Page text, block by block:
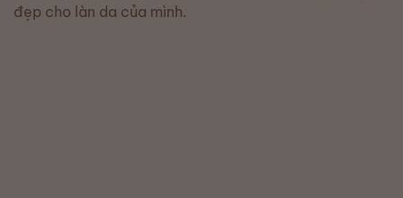
đẹp cho làn da của mình.